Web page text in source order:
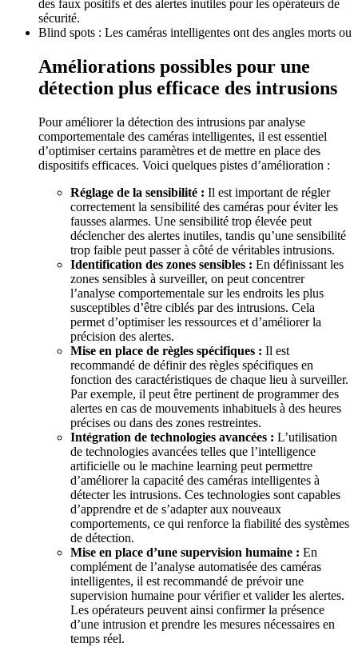
des faux positifs et des alertes inutiles pour les opérateurs de
sécurité.
Blind spots : Les caméras intelligentes ont des angles morts ou
Améliorations possibles pour une
détection plus efficace des intrusions
Pour améliorer la détection des intrusions par analyse
comportementale des caméras intelligentes, il est essentiel
d’optimiser certains paramètres et de mettre en place des
dispositifs efficaces. Voici quelques pistes d’amélioration :
Réglage de la sensibilité : Il est important de régler
correctement la sensibilité des caméras pour éviter les
fausses alarmes. Une sensibilité trop élevée peut
déclencher des alertes inutiles, tandis qu’une sensibilité
trop faible peut passer à côté de véritables intrusions.
Identification des zones sensibles : En définissant les
zones sensibles à surveiller, on peut concentrer
l’analyse comportementale sur les endroits les plus
susceptibles d’être ciblés par des intrusions. Cela
permet d’optimiser les ressources et d’améliorer la
précision des alertes.
Mise en place de règles spécifiques : Il est
recommandé de définir des règles spécifiques en
fonction des caractéristiques de chaque lieu à surveiller.
Par exemple, il peut être pertinent de programmer des
alertes en cas de mouvements inhabituels à des heures
précises ou dans des zones restreintes.
Intégration de technologies avancées : L’utilisation
de technologies avancées telles que l’intelligence
artificielle ou le machine learning peut permettre
d’améliorer la capacité des caméras intelligentes à
détecter les intrusions. Ces technologies sont capables
d’apprendre et de s’adapter aux nouveaux
comportements, ce qui renforce la fiabilité des systèmes
de détection.
Mise en place d’une supervision humaine : En
complément de l’analyse automatisée des caméras
intelligentes, il est recommandé de prévoir une
supervision humaine pour vérifier et valider les alertes.
Les opérateurs peuvent ainsi confirmer la présence
d’une intrusion et prendre les mesures nécessaires en
temps réel.